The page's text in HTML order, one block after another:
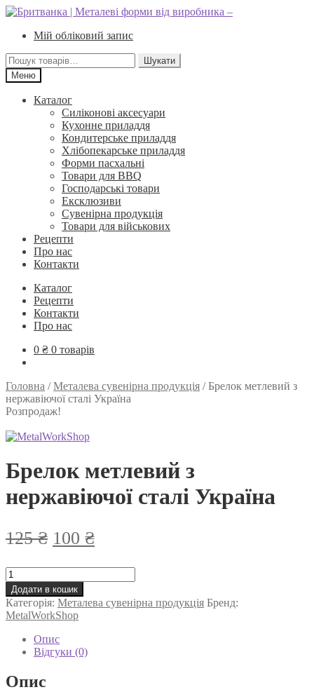
Перейти
навігації
Перейти
вмістуМій обліковий запис
Шукати:
Шукати
Меню
Каталог
Силіконові аксесуари
Кухонне приладдя
Кондитерське приладдя
Хлібопекарське приладдя
Форми пасхальні
Товари для BBQ
Господарські товари
Ексклюзиви
Сувенірна продукція
Товари для військових
Рецепти
Про нас
Контакти
Каталог
Рецепти
Контакти
Про нас
0 ₴ 0 товарів
Головна /Металева сувенірна продукція /Брелок метлевий з
нержавіючої сталі Україна
Розпродаж!
Брелок метлевий з
нержавіючої сталі Україна
125₴ Оригінальна
125 ₴.
100 ₴Поточна
100 ₴.
Брелок
метлевий
з
нержавіючої
сталі
Україна
кількість
Додати в кошик
Категорія: Металева сувенірна продукція Бренд:
MetalWorkShop
Опис
Відгуки (0)
Опис